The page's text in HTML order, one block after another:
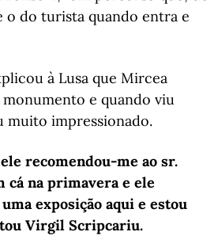
o do turista quando entra e
à Lusa que Mircea
e quando viu
muito impressionado.
recomendou-me ao sr.
cá na primavera e ele
exposição aqui e estou
Virgil Scripcariu.